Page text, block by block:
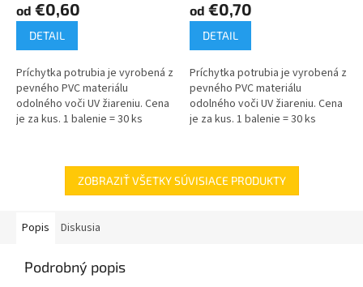
od €0,60
DETAIL
Príchytka potrubia je vyrobená z
pevného PVC materiálu
odolného voči UV žiareniu. Cena
je za kus. 1 balenie = 30 ks
od €0,70
DETAIL
Príchytka potrubia je vyrobená z
pevného PVC materiálu
odolného voči UV žiareniu. Cena
je za kus. 1 balenie = 30 ks
ZOBRAZIŤ VŠETKY SÚVISIACE PRODUKTY
Popis Diskusia
Podrobný popis